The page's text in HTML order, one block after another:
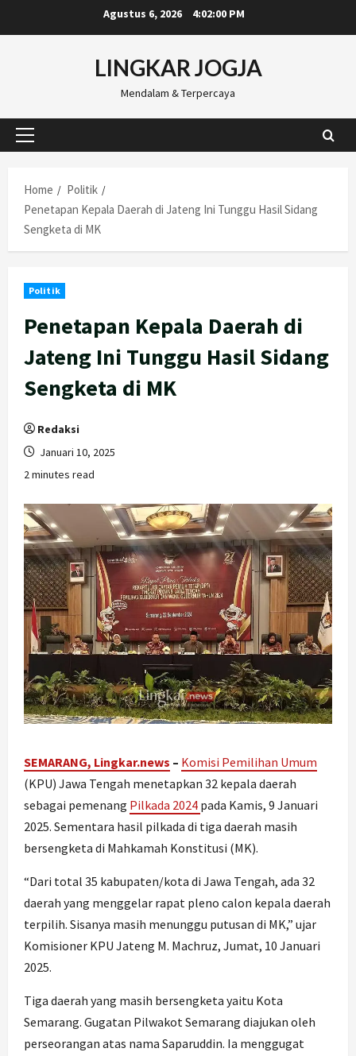
to
Agustus 6, 2026 4:02:01 PM
LINGKAR JOGJA
Mendalam & Terpercaya
Primary
Home
Politik
Penetapan Kepala Daerah di Jateng Ini Tunggu Hasil Sidang
Sengketa di MK
Politik
Penetapan Kepala Daerah di
Jateng Ini Tunggu Hasil Sidang
Sengketa di MK
Redaksi
Januari 10, 2025
2 minutes read
SEMARANG, Lingkar.news – Komisi Pemilihan Umum
(KPU) Jawa Tengah menetapkan 32 kepala daerah
sebagai pemenang Pilkada 2024 pada Kamis, 9 Januari
2025. Sementara hasil pilkada di tiga daerah masih
bersengketa di Mahkamah Konstitusi (MK).
“Dari total 35 kabupaten/kota di Jawa Tengah, ada 32
daerah yang menggelar rapat pleno calon kepala daerah
terpilih. Sisanya masih menunggu putusan di MK,” ujar
Komisioner KPU Jateng M. Machruz, Jumat, 10 Januari
2025.
Tiga daerah yang masih bersengketa yaitu Kota
Semarang. Gugatan Pilwakot Semarang diajukan oleh
perseorangan atas nama Saparuddin. Ia menggugat